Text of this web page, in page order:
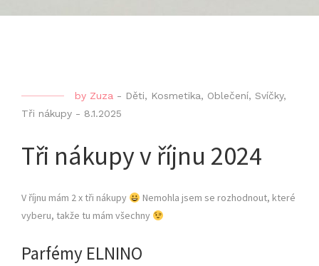
by Zuza - Děti, Kosmetika, Oblečení, Svíčky,
Tři nákupy - 8.1.2025
Tři nákupy v říjnu 2024
V říjnu mám 2 x tři nákupy
Nemohla jsem se rozhodnout, které
vyberu, takže tu mám všechny
Parfémy ELNINO